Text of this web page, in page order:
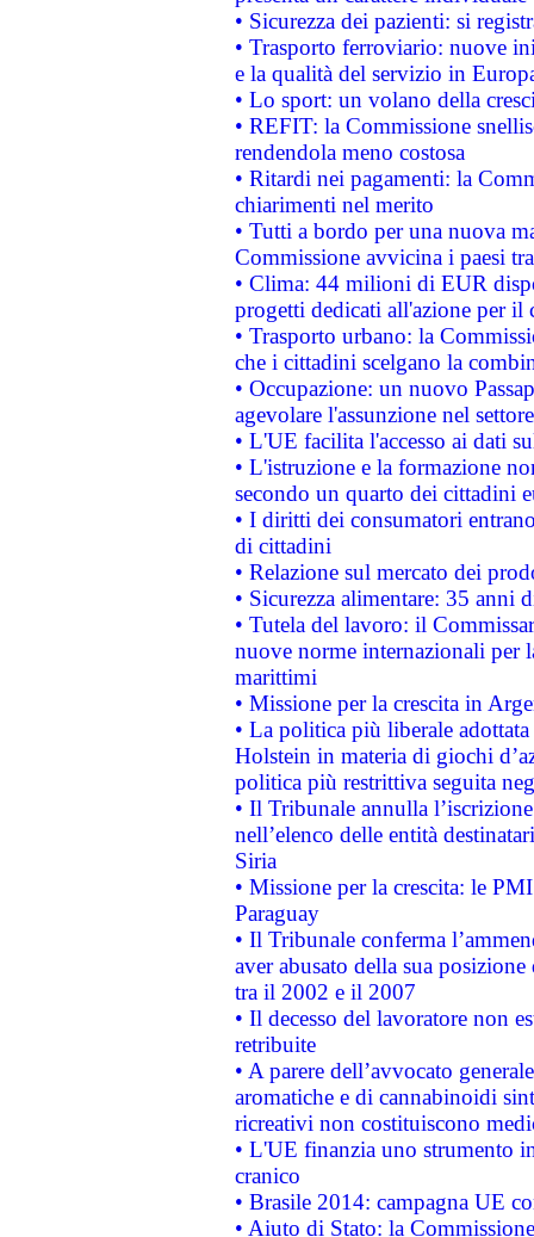
• Sicurezza dei pazienti: si
• Trasporto ferroviario: nuove
e la qualità del servizio in
• Lo sport: un volano della
• REFIT: la Commissione
rendendola meno costosa
• Ritardi nei pagamenti: la
chiarimenti nel merito
• Tutti a bordo per una nuova
Commissione avvicina i paesi
• Clima: 44 milioni di EUR
progetti dedicati all'azione per il
• Trasporto urbano: la
che i cittadini scelgano la
• Occupazione: un nuovo
agevolare l'assunzione nel
• L'UE facilita l'accesso ai dati
• L'istruzione e la formazione
secondo un quarto dei cittadini
• I diritti dei consumatori
di cittadini
• Relazione sul mercato dei
• Sicurezza alimentare: 35 anni
• Tutela del lavoro: il
nuove norme internazionali per
marittimi
• Missione per la crescita in
• La politica più liberale
Holstein in materia di giochi
politica più restrittiva seguita
• Il Tribunale annulla
nell’elenco delle entità
Siria
• Missione per la crescita: le
Paraguay
• Il Tribunale conferma
aver abusato della sua
tra il 2002 e il 2007
• Il decesso del lavoratore non
retribuite
• A parere dell’avvocato
aromatiche e di cannabinoidi
ricreativi non costituiscono
• L'UE finanzia uno strumento
cranico
• Brasile 2014: campagna UE
• Aiuto di Stato: la